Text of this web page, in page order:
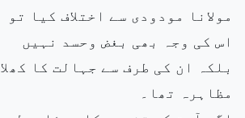
مولانا مودودی سے اختلاف کیا تو
اس کی وجہ بھی بغض وحسد نہیں
بلکہ ان کی طرف سے جہالت کا کھلا
مظاہرہ تھا۔